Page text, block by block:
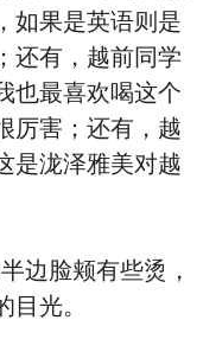
如果是英语则是
还有，越前同学
也最喜欢喝这个
厉害；还有，越
泷泽雅美对越
脸颊有些烫，
光。